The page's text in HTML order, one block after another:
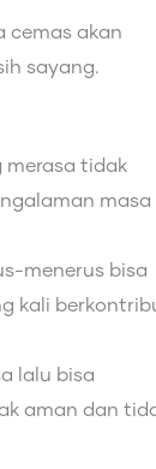
cemas akan
sayang.
merasa tidak
masa
menerus bisa
kali
lalu bisa
aman dan